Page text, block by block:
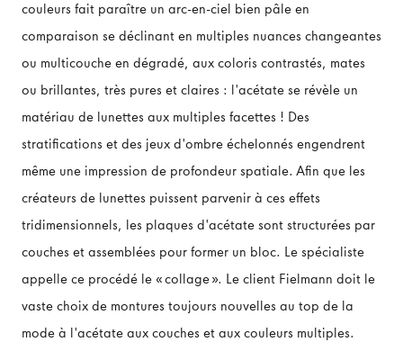
couleurs fait paraître un arc-en-ciel bien pâle en
comparaison se déclinant en multiples nuances changeantes
ou multicouche en dégradé, aux coloris contrastés, mates
ou brillantes, très pures et claires : l'acétate se révèle un
matériau de lunettes aux multiples facettes ! Des
stratifications et des jeux d'ombre échelonnés engendrent
même une impression de profondeur spatiale. Afin que les
créateurs de lunettes puissent parvenir à ces effets
tridimensionnels, les plaques d'acétate sont structurées par
couches et assemblées pour former un bloc. Le spécialiste
appelle ce procédé le «collage». Le client Fielmann doit le
vaste choix de montures toujours nouvelles au top de la
mode à l'acétate aux couches et aux couleurs multiples.